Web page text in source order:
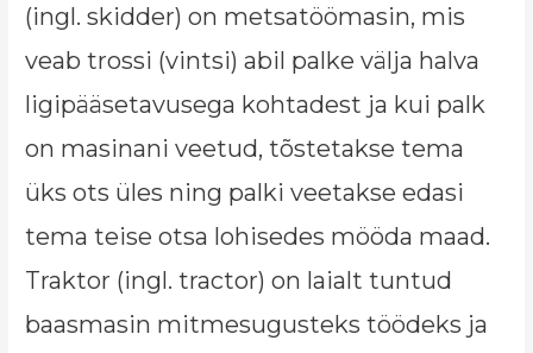
(ingl. skidder) on metsatöömasin, mis
veab trossi (vintsi) abil palke välja halva
ligipääsetavusega kohtadest ja kui palk
on masinani veetud, tõstetakse tema
üks ots üles ning palki veetakse edasi
tema teise otsa lohisedes mööda maad.
Traktor (ingl. tractor) on laialt tuntud
baasmasin mitmesugusteks töödeks ja